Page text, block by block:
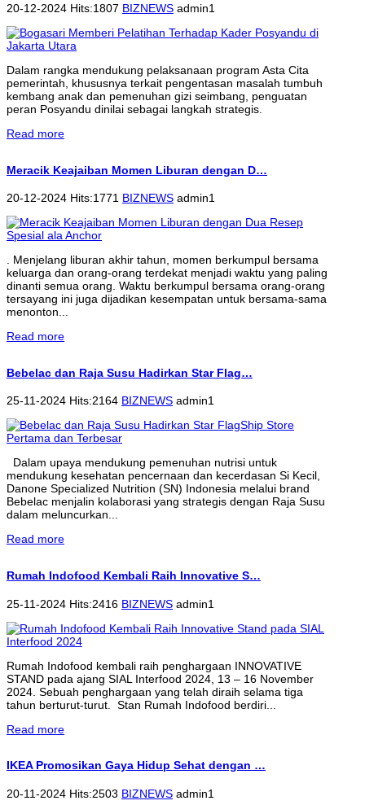
20-12-2024 Hits:1807 BIZNEWS admin1
Dalam rangka mendukung pelaksanaan program Asta Cita
pemerintah, khususnya terkait pengentasan masalah tumbuh
kembang anak dan pemenuhan gizi seimbang, penguatan
peran Posyandu dinilai sebagai langkah strategis.
Read more
Meracik Keajaiban Momen Liburan dengan D…
20-12-2024 Hits:1771 BIZNEWS admin1
. Menjelang liburan akhir tahun, momen berkumpul bersama
keluarga dan orang-orang terdekat menjadi waktu yang paling
dinanti semua orang. Waktu berkumpul bersama orang-orang
tersayang ini juga dijadikan kesempatan untuk bersama-sama
menonton...
Read more
Bebelac dan Raja Susu Hadirkan Star Flag…
25-11-2024 Hits:2164 BIZNEWS admin1
Dalam upaya mendukung pemenuhan nutrisi untuk
mendukung kesehatan pencernaan dan kecerdasan Si Kecil,
Danone Specialized Nutrition (SN) Indonesia melalui brand
Bebelac menjalin kolaborasi yang strategis dengan Raja Susu
dalam meluncurkan...
Read more
Rumah Indofood Kembali Raih Innovative S…
25-11-2024 Hits:2416 BIZNEWS admin1
Rumah Indofood kembali raih penghargaan INNOVATIVE
STAND pada ajang SIAL Interfood 2024, 13 – 16 November
2024. Sebuah penghargaan yang telah diraih selama tiga
tahun berturut-turut. Stan Rumah Indofood berdiri...
Read more
IKEA Promosikan Gaya Hidup Sehat dengan …
20-11-2024 Hits:2503 BIZNEWS admin1